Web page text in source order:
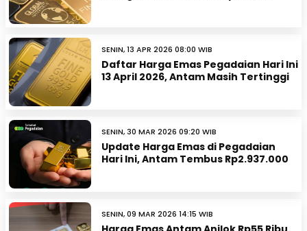
SENIN, 13 APR 2026 08:00 WIB
Daftar Harga Emas Pegadaian Hari Ini
13 April 2026, Antam Masih Tertinggi
SENIN, 30 MAR 2026 09:20 WIB
Update Harga Emas di Pegadaian
Hari Ini, Antam Tembus Rp2.937.000
SENIN, 09 MAR 2026 14:15 WIB